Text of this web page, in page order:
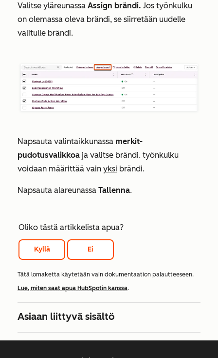
Valitse yläreunassa Assign brändi. Jos työnkulku
on olemassa oleva brändi, se siirretään uudelle
valitulle brändi.
Napsauta valintaikkunassa merkit-
pudotusvalikkoa ja valitse brändi. työnkulku
voidaan määrittää vain yksi brändi.
Napsauta alareunassa Tallenna.
Oliko tästä artikkelista apua?
Kyllä Ei
Tätä lomaketta käytetään vain dokumentaation palautteeseen.
Lue, miten saat apua HubSpotin kanssa.
Asiaan liittyvä sisältö